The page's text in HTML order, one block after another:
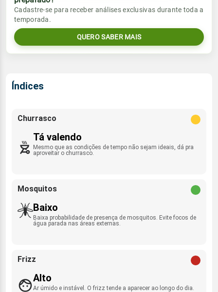
Umidade do ar
48%89%
Rajada de vento
Sol
08:38h às 19:09h
Lua
Chuva
0.0mm
Umidade do ar
Vento
SSE - 3km/h
Rajada de vento
Sol
Cadastre-se para receber análises exclusivas durante toda a
temporada.
QUERO SABER MAIS
Índices
Churrasco
Tá valendo
Mesmo que as condições de tempo não sejam ideais, dá pra
aproveitar o churrasco.
Mosquitos
Baixo
Baixa probabilidade de presença de mosquitos. Evite focos de
água parada nas áreas externas.
Frizz
Alto
Ar úmido e instável. O frizz tende a aparecer ao longo do dia.